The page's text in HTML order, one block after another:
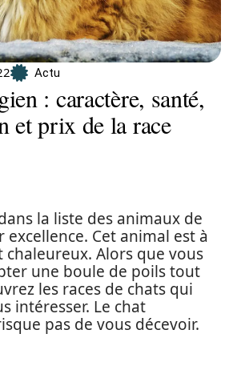
Actu
: caractère, santé,
et prix de la race
la liste des animaux de
Cet animal est à
chaleureux. Alors que vous
une boule de poils tout
les races de chats qui
intéresser. Le chat
pas de vous décevoir.